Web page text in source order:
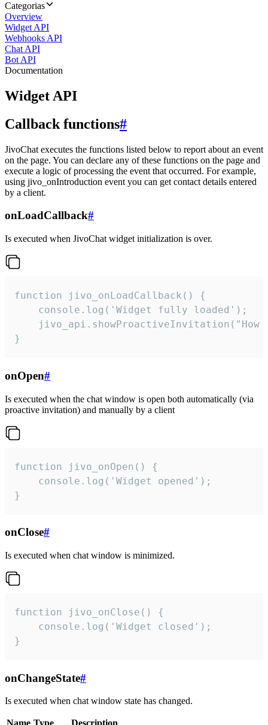
Categorias
Overview
Widget API
Webhooks API
Chat API
Bot API
Documentation
Widget API
Callback functions#
JivoChat executes the functions listed below to report about an event
on the page. You can declare any of these functions on the page and
execute a logic of processing the event that occurred. For example,
using jivo_onIntroduction event you can get contact details entered
by a client.
onLoadCallback#
Is executed when JivoChat widget initialization is over.
function jivo_onLoadCallback() {
    console.log('Widget fully loaded');
jivo_api.showProactiveInvitation("How
}
onOpen#
Is executed when the chat window is open both automatically (via
proactive invitation) and manually by a client
function jivo_onOpen() {
    console.log('Widget opened');
}
onClose#
Is executed when chat window is minimized.
function jivo_onClose() {
    console.log('Widget closed');
}
onChangeState#
Is executed when chat window state has changed.